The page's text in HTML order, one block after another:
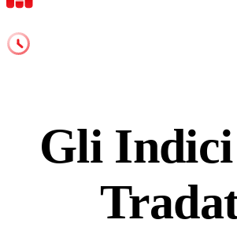
Gli Indici